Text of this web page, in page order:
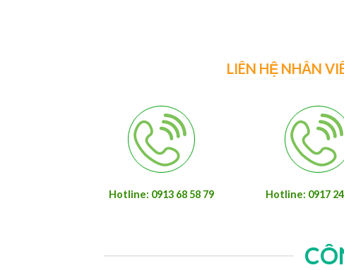
LIÊN HỆ NHÂN
Hotline: 0913 68 58 79 Hotline: 0917